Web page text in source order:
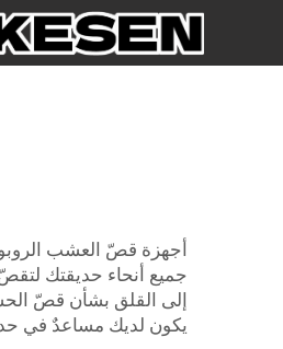
أجهزة قصّ العشب
جميع أنحاء حديقتك
إلى القلق بشأن قصّ
يكون لديك مساعدٌ في